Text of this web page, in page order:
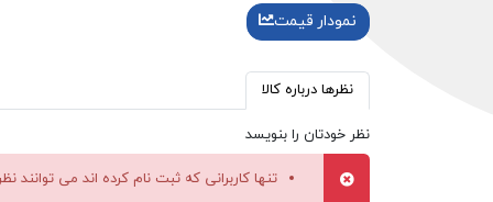
نمودار قیمت
نظرها درباره کالا
نظر خودتان را بنویسد
تنها کاربرانی که ثبت نام کرده اند می توانند